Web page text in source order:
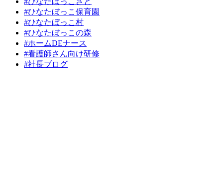
#ひなたぼっこ保育園
#ひなたぼっこ村
#ひなたぼっこの森
#ホームDEナース
#看護師さん向け研修
#社長ブログ